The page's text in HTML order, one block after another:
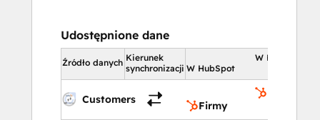
Udostępnione dane
Źródło danych Kierunek
synchronizacji
W HubSpot
W HubSpot
Customers
Firmy